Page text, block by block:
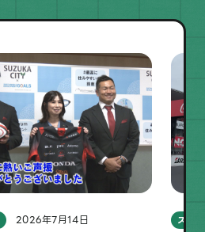
2026年7月14日 スポ